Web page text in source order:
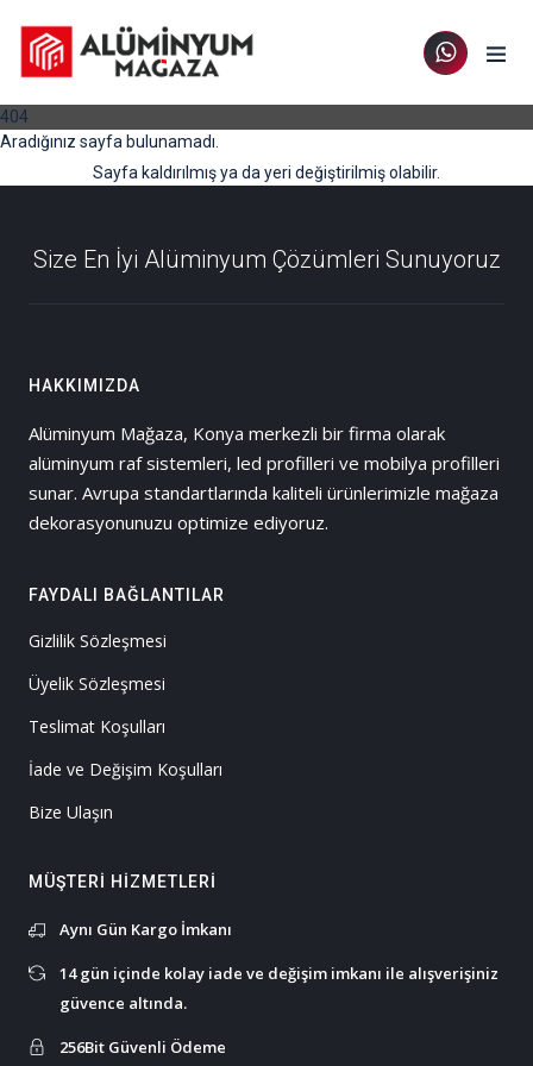
404
Aradığınız sayfa bulunamadı.
Sayfa kaldırılmış ya da yeri değiştirilmiş olabilir.
Size En İyi Alüminyum Çözümleri Sunuyoruz
HAKKIMIZDA
Alüminyum Mağaza, Konya merkezli bir firma olarak
alüminyum raf sistemleri, led profilleri ve mobilya profilleri
sunar. Avrupa standartlarında kaliteli ürünlerimizle mağaza
dekorasyonunuzu optimize ediyoruz.
FAYDALI BAĞLANTILAR
Gizlilik Sözleşmesi
Üyelik Sözleşmesi
Teslimat Koşulları
İade ve Değişim Koşulları
Bize Ulaşın
MÜŞTERI HIZMETLERI
Aynı Gün Kargo İmkanı
14 gün içinde kolay iade ve değişim imkanı ile alışverişiniz
güvence altında.
256Bit Güvenli Ödeme